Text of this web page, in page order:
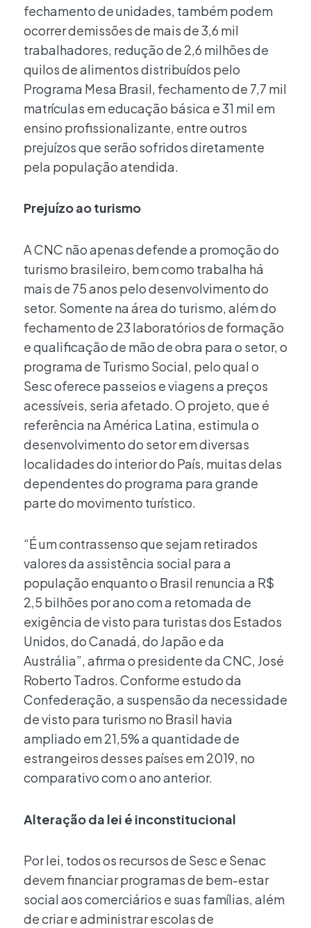
fechamento de unidades, também podem
ocorrer demissões de mais de 3,6 mil
trabalhadores, redução de 2,6 milhões de
quilos de alimentos distribuídos pelo
Programa Mesa Brasil, fechamento de 7,7 mil
matrículas em educação básica e 31 mil em
ensino profissionalizante, entre outros
prejuízos que serão sofridos diretamente
pela população atendida.
Prejuízo ao turismo
A CNC não apenas defende a promoção do
turismo brasileiro, bem como trabalha há
mais de 75 anos pelo desenvolvimento do
setor. Somente na área do turismo, além do
fechamento de 23 laboratórios de formação
e qualificação de mão de obra para o setor, o
programa de Turismo Social, pelo qual o
Sesc oferece passeios e viagens a preços
acessíveis, seria afetado. O projeto, que é
referência na América Latina, estimula o
desenvolvimento do setor em diversas
localidades do interior do País, muitas delas
dependentes do programa para grande
parte do movimento turístico.
“É um contrassenso que sejam retirados
valores da assistência social para a
população enquanto o Brasil renuncia a R$
2,5 bilhões por ano com a retomada de
exigência de visto para turistas dos Estados
Unidos, do Canadá, do Japão e da
Austrália”, afirma o presidente da CNC, José
Roberto Tadros. Conforme estudo da
Confederação, a suspensão da necessidade
de visto para turismo no Brasil havia
ampliado em 21,5% a quantidade de
estrangeiros desses países em 2019, no
comparativo com o ano anterior.
Alteração da lei é inconstitucional
Por lei, todos os recursos de Sesc e Senac
devem financiar programas de bem-estar
social aos comerciários e suas famílias, além
de criar e administrar escolas de